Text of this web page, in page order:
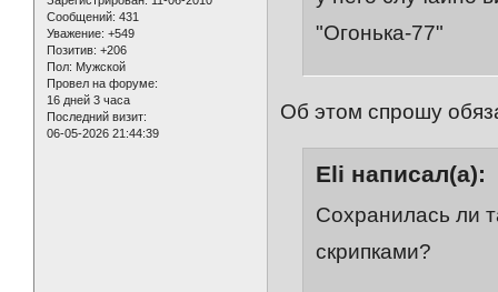
Сообщений: 431
Уважение: +549
Позитив: +206
Пол: Мужской
Провел на форуме:
16 дней 3 часа
Последний визит:
06-05-2026 21:44:39
"Огонька-77"
Об этом спрошу
Eli написал(а):
Сохранилась ли
скрипками?